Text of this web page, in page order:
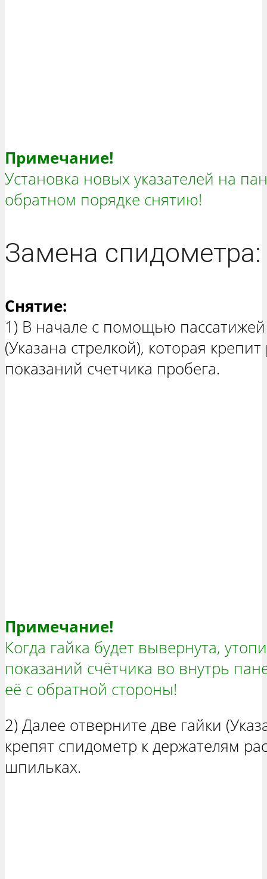
Примечание!
Установка новых указателей на
обратном порядке снятию!
Замена спидометра:
Снятие:
1) В начале с помощью
(Указана стрелкой), которая крепит
показаний счетчика пробега.
Примечание!
Когда гайка будет вывернута,
показаний счётчика во внутрь
её с обратной стороны!
2) Далее отверните две гайки
крепят спидометр к держателям
шпильках.